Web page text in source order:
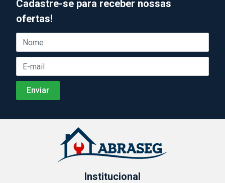
Cadastre-se para receber nossas
ofertas!
Institucional